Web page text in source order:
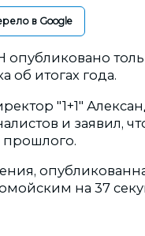
в Google
опубликовано
об итогах года.
"1+1"
и заявил,
прошлого.
на 37